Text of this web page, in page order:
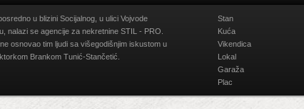
u blizini Socijalnog, u ulici Vojvode
nalazi se agencije za nekretnine STIL - PRO.
osnovao tim ljudi sa višegodišnjim iskustom u
Brankom Tunić-Stančetić.
Stan
Kuća
Vikendica
Lokal
Garaža
Plac